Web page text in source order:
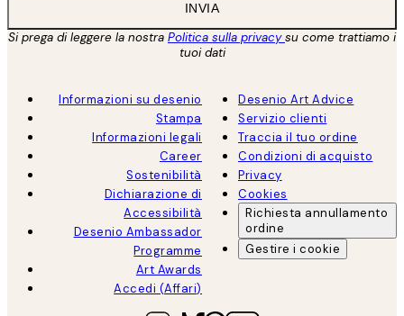
INVIA
Si prega di leggere la nostra Politica sulla privacysu come trattiamo i
tuoi dati
Informazioni su desenio
Stampa
Informazioni legali
Career
Sostenibilità
Dichiarazione di
Accessibilità
Desenio Ambassador
Programme
Art Awards
Accedi (Affari)
Desenio Art Advice
Servizio clienti
Traccia il tuo ordine
Condizioni di acquisto
Privacy
Cookies
Richiesta annullamento
ordine
Gestire i cookie